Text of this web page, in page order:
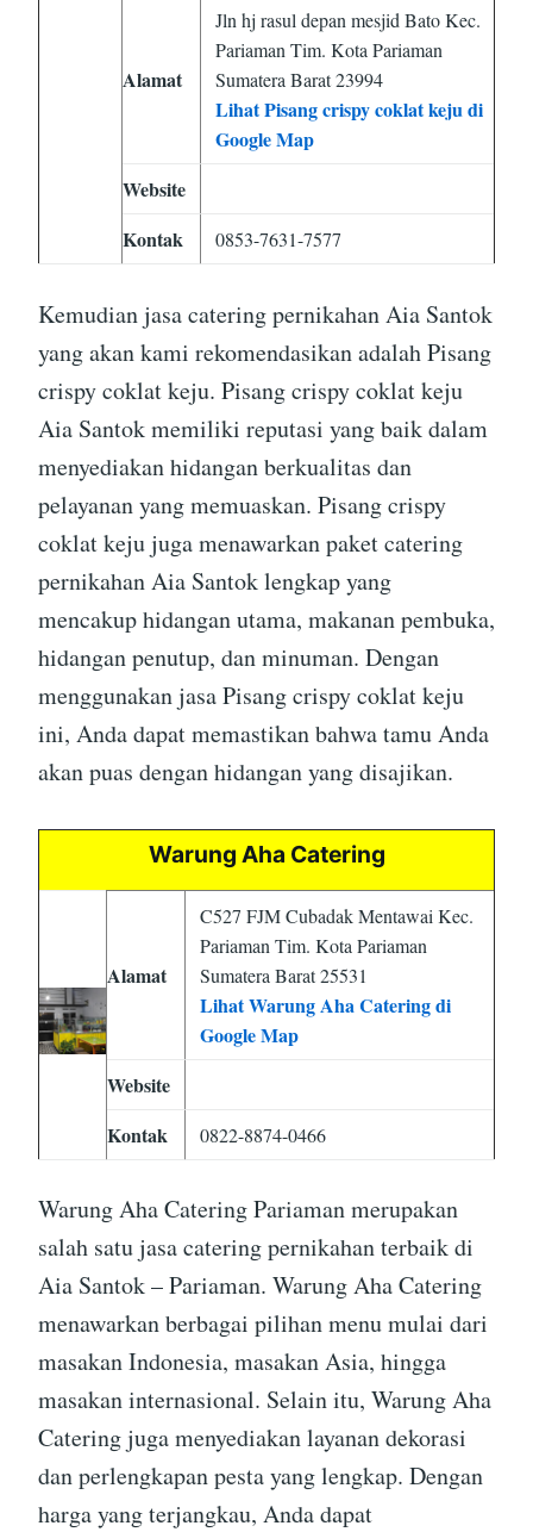
Alamat
Jln hj rasul depan mesjid Bato Kec.
Pariaman Tim. Kota Pariaman
Sumatera Barat 23994
Lihat Pisang crispy coklat keju di
Google Map
Website
Kontak
0853-7631-7577
Kemudian jasa catering pernikahan Aia Santok
yang akan kami rekomendasikan adalah Pisang
crispy coklat keju. Pisang crispy coklat keju
Aia Santok memiliki reputasi yang baik dalam
menyediakan hidangan berkualitas dan
pelayanan yang memuaskan. Pisang crispy
coklat keju juga menawarkan paket catering
pernikahan Aia Santok lengkap yang
mencakup hidangan utama, makanan pembuka,
hidangan penutup, dan minuman. Dengan
menggunakan jasa Pisang crispy coklat keju
ini, Anda dapat memastikan bahwa tamu Anda
akan puas dengan hidangan yang disajikan.
Warung Aha Catering
Alamat
C527 FJM Cubadak Mentawai Kec.
Pariaman Tim. Kota Pariaman
Sumatera Barat 25531
Lihat Warung Aha Catering di
Google Map
Website
Kontak
0822-8874-0466
Warung Aha Catering Pariaman merupakan
salah satu jasa catering pernikahan terbaik di
Aia Santok – Pariaman. Warung Aha Catering
menawarkan berbagai pilihan menu mulai dari
masakan Indonesia, masakan Asia, hingga
masakan internasional. Selain itu, Warung Aha
Catering juga menyediakan layanan dekorasi
dan perlengkapan pesta yang lengkap. Dengan
harga yang terjangkau, Anda dapat